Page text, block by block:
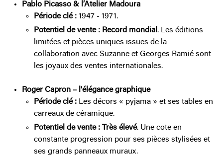
Pablo Picasso & l’Atelier Madoura
Période clé : 1947 - 1971.
Potentiel de vente : Record mondial. Les éditions
limitées et pièces uniques issues de la
collaboration avec Suzanne et Georges Ramié sont
les joyaux des ventes internationales.
Roger Capron – l'élégance graphique
Période clé : Les décors « pyjama » et ses tables en
carreaux de céramique.
Potentiel de vente : Très élevé. Une cote en
constante progression pour ses pièces stylisées et
ses grands panneaux muraux.